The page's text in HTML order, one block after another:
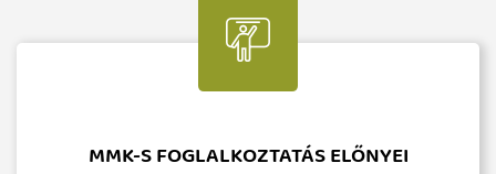
MMK-S FOGLALKOZTATÁS ELŐNYEI